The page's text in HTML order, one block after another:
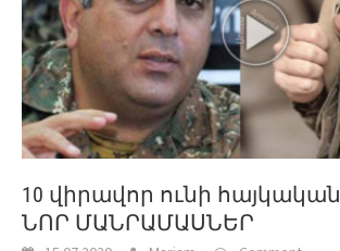
10 վիրավոր ունի
ՆՈՐ ՄԱՆՐԱՄԱՍՆԵՐ